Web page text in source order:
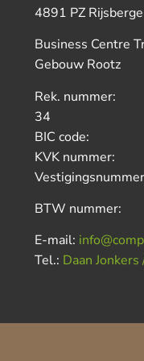
4891 PZ
Business Centre
Gebouw Rootz
Rek. nummer:
34
BIC code:
KVK
BTW
E-mail:
Tel.: Daan